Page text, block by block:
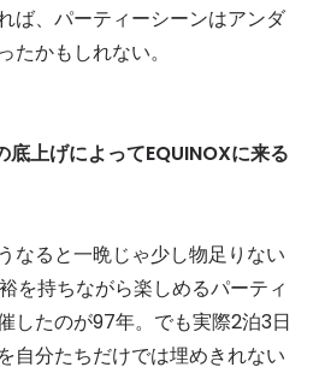
ば、パーティーシーンはアンダ
たかもしれない。
上げによってEQUINOXに来る
なると一晩じゃ少し物足りない
を持ちながら楽しめるパーティ
したのが97年。でも実際2泊3日
自分たちだけでは埋めきれない